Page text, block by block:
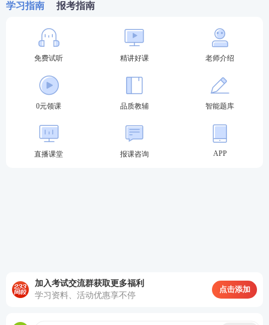
考后想及时知晓自己的成绩？233网校将在考后及时
提前下载好233网校APP！下载APP，及时对答案>>
学习指南 报考指南
免费试听 精讲好课 老师介绍
0元领课 品质教辅 智能题库
直播课堂 报课咨询 APP
加入考试交流群获取更多福利
学习资料、活动优惠享不停
点击添加